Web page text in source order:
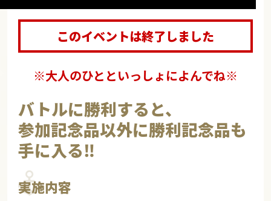
このイベントは終了しました
※大人のひとといっしょによんでね※
バトルに勝利すると、
参加記念品以外に勝利記念品も
手に入る‼
実施内容